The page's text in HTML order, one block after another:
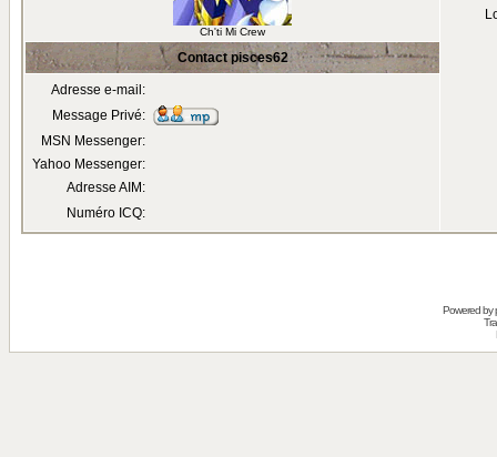
Ch'ti Mi Crew
Contact pisces62
Adresse e-mail:
Message Privé:
MSN Messenger:
Yahoo Messenger:
Adresse AIM:
Numéro ICQ:
Powered by